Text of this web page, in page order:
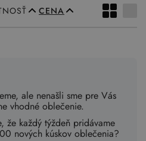
CENA
ale nenašli sme pre Vás
vhodné oblečenie.
že každý týždeň pridávame
nových kúskov oblečenia?